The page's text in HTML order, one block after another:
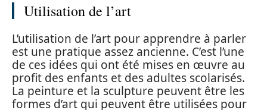
Utilisation de l’art
L’utilisation de l’art pour apprendre à parler
est une pratique assez ancienne. C’est l’une
de ces idées qui ont été mises en œuvre au
profit des enfants et des adultes scolarisés.
La peinture et la sculpture peuvent être les
formes d’art qui peuvent être utilisées pour